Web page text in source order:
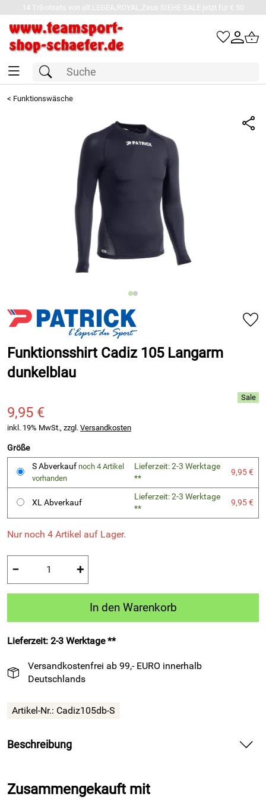
14 Trikotsets von alt.LEGEA,ROYAL,Zeus SIEHE SALE jetzt für € 50
< Funktionswäsche
Funktionsshirt Cadiz 105 Langarm
dunkelblau
9,95 €
inkl. 19% MwSt., zzgl. Versandkosten
Größe
S Abverkauf noch 4 Artikel
vorhanden
Lieferzeit: 2-3 Werktage
**
9,95 €
XL Abverkauf
Lieferzeit: 2-3 Werktage
**
9,95 €
Nur noch 4 Artikel auf Lager.
− +
In den Warenkorb
Lieferzeit: 2-3 Werktage **
Versandkostenfrei ab 99,- EURO innerhalb
Deutschlands
Artikel-Nr.: Cadiz105db-S
Beschreibung
Teamsport Belgien sorgt beim Fußballtraining für ein
trockenes, bewegliches Tragegefühl.
Zusammengekauft mit